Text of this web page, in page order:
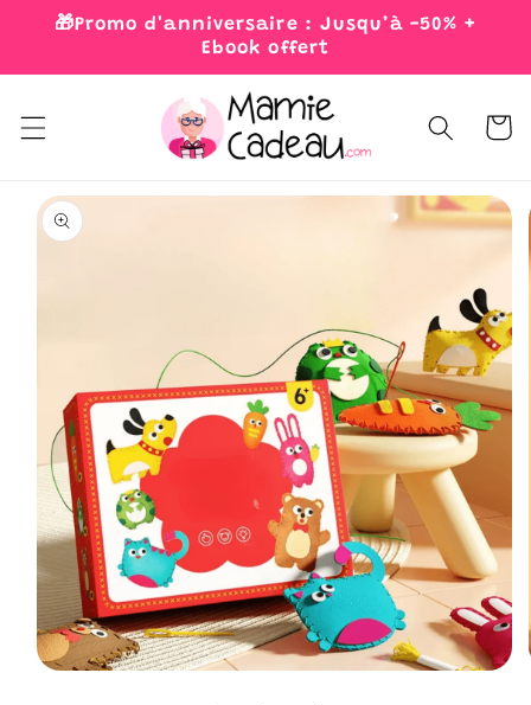
Skip to
🎁Promo d'anniversaire : Jusqu’à -50% +
Ebook offert
Cart
Skip to
product
information